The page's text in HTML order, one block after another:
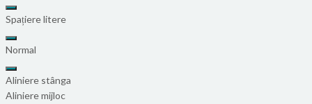
Spațiere litere
Normal
Aliniere stânga
Aliniere mijloc